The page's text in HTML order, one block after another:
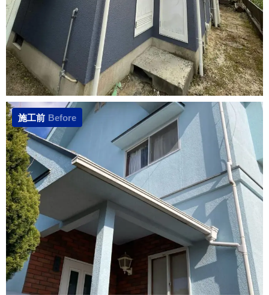
施工前 Before